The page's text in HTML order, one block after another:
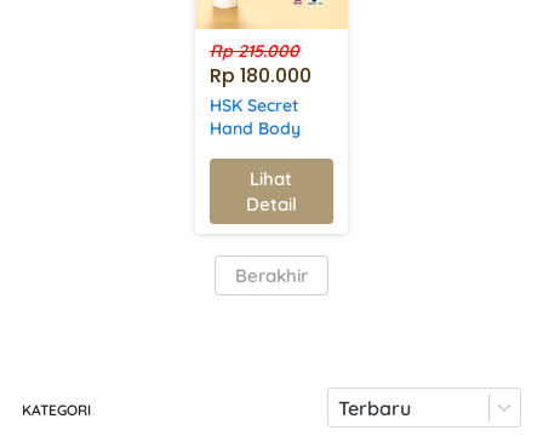
Rp 215.000
Rp 180.000
HSK Secret
Hand Body
Melembapkan,
Mencerahkan,
& Melindungi
Matahari
Lihat
Detail
`Berakhir
KATEGORI Terbaru